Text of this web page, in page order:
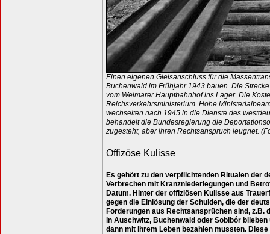
Einen eigenen Gleisanschluss für die
Buchenwald im Frühjahr 1943 bauen. Die
vom Weimarer Hauptbahnhof ins Lager. Die
Reichsverkehrsministerium. Hohe
wechselten nach 1945 in die Dienste des
behandelt die Bundesregierung die
zugesteht, aber ihren Rechtsanspruch leugnet.
Offizöse Kulisse
Es gehört zu den verpflichtenden Ritualen der
Verbrechen mit Kranzniederlegungen und
Datum. Hinter der offiziösen Kulisse aus
gegen die Einlösung der Schulden, die der
Forderungen aus Rechtsansprüchen sind, z.B.
in Auschwitz, Buchenwald oder Sobibór
dann mit ihrem Leben bezahlen mussten.